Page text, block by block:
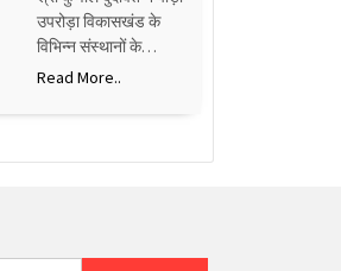
उपरोड़ा विकासखंड के
विभिन्न संस्थानों के…
Read More..